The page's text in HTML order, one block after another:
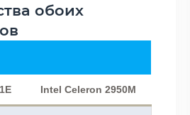
обоих
Intel Celeron 2950M